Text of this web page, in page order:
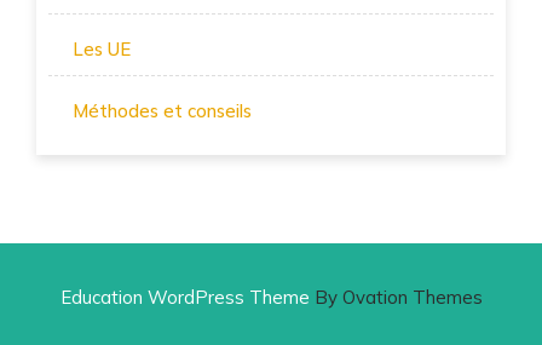
Les UE
Méthodes et conseils
Education WordPress Theme By Ovation Themes